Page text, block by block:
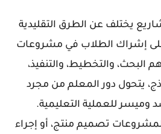
يختلف عن الطرق التقليدية
على إشراك الطلاب في مشروعات
البحث، والتخطيط، والتنفيذ،
يتحول دور المعلم من مجرد
وميسر للعملية التعليمية.
تصميم منتج، أو إجراء